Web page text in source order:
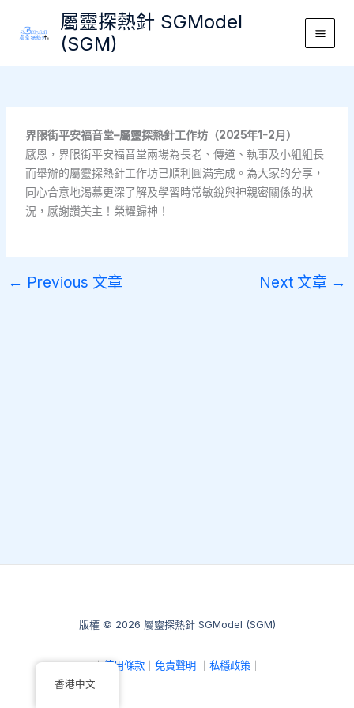
屬靈探熱針 SGModel
(SGM)
Main
界限街平安福音堂–屬靈探熱針工作坊（2025年1-2月）
感恩，界限街平安福音堂兩場為長老、傳道、執事及小組組長
而舉辦的屬靈探熱針工作坊已順利圓滿完成。為大家的分享，
同心合意地渴慕更深了解及學習時常敏銳與神親密關係的狀
況，感謝讚美主！榮耀歸神！
← Previous 文章 Next 文章 →
版權 © 2026 屬靈探熱針 SGModel (SGM)
｜使用條款 免責聲明 私穩政策
香港中文